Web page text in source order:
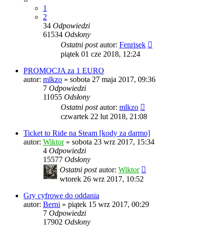
1
2
34 Odpowiedzi
61534 Odsłony
Ostatni postautor: Fenrisek
piątek 01 cze 2018, 12:24
PROMOCJA za 1 EURO
autor: mlkzo » sobota 27 maja 2017, 09:36
7 Odpowiedzi
11055 Odsłony
Ostatni postautor: mlkzo
czwartek 22 lut 2018, 21:08
Ticket to Ride na Steam [kody za darmo]
autor: Wiktor» sobota 23 wrz 2017, 15:34
4 Odpowiedzi
15577 Odsłony
Ostatni postautor: Wiktor
wtorek 26 wrz 2017, 10:52
Gry cyfrowe do oddania
autor: Berni » piątek 15 wrz 2017, 00:29
7 Odpowiedzi
17902 Odsłony